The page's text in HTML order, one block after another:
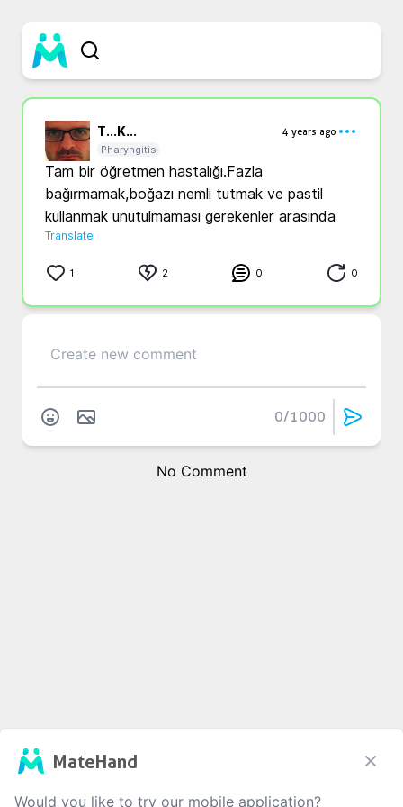
T...K...
4 years ago
Pharyngitis
Tam bir öğretmen hastalığı.Fazla
bağırmamak,boğazı nemli tutmak ve pastil
kullanmak unutulmaması gerekenler arasında
Translate
1 2 0 0
0/1000
No Comment
MateHand
Would you like to try our mobile application?